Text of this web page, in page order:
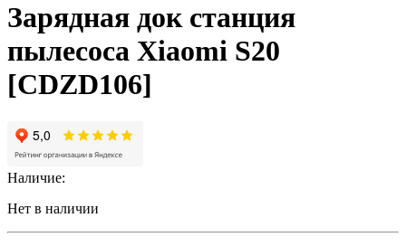
Зарядная док станция
пылесоса Xiaomi S20
[CDZD106]
Наличие:
Нет в наличии